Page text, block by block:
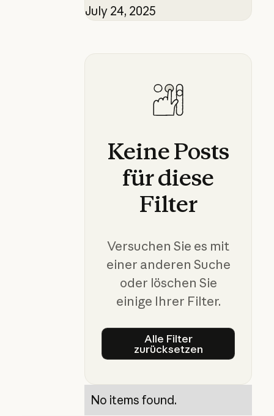
July 24, 2025
KeinePosts
fürdiese
Filter
Versuchen Sie es mit
einer anderen Suche
oder löschen Sie
einige Ihrer Filter.
Alle Filter
zurücksetzen
Alle Filter
No items found.